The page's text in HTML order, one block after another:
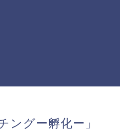
ングー孵化ー」